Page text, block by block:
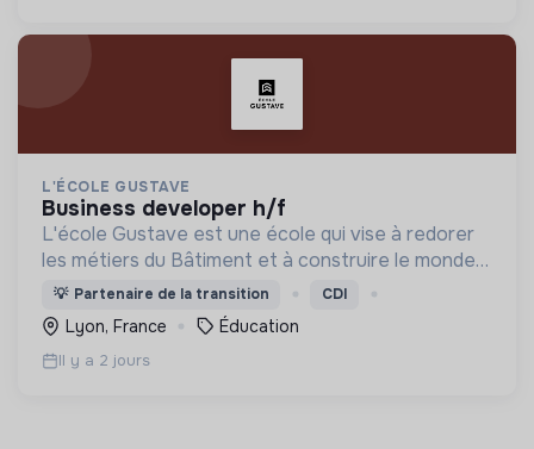
L'ÉCOLE GUSTAVE
business developer h/f
L'école Gustave est une école qui vise à redorer
les métiers du Bâtiment et à construire le monde
de demain. Notre ESS recrute ses apprenants en
fonction de leur motivation et non de leur diplôme.
💡 Partenaire de la transition CDI
Lyon, France Éducation
Il y a 2 jours